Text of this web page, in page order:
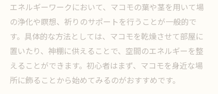
エネルギーワークにおいて、マコモの葉や茎を用いて場
の浄化や瞑想、祈りのサポートを行うことが一般的で
す。具体的な方法としては、マコモを乾燥させて部屋に
置いたり、神棚に供えることで、空間のエネルギーを整
えることができます。初心者はまず、マコモを身近な場
所に飾ることから始めてみるのがおすすめです。